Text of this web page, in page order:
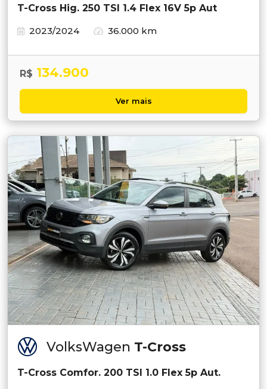
T-Cross Hig. 250 TSI 1.4 Flex 16V 5p Aut
2023/2024
36.000 km
R$ 134.900
Ver mais
VolksWagen T-Cross
T-Cross Comfor. 200 TSI 1.0 Flex 5p Aut.